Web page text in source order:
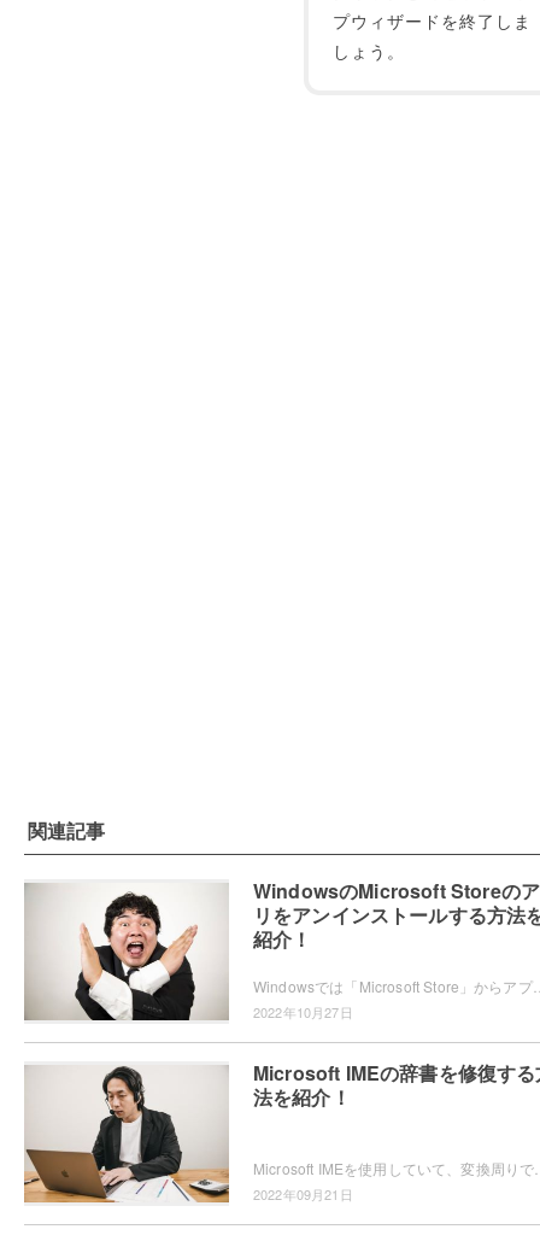
プウィザードを終了しま
しょう。
関連記事
WindowsのMicrosoft Storeの
リをアンインストールする方法
紹介！
Windowsでは「Microsoft Store」からアプリを入手することができま
2022年10月27日
Microsoft IMEの辞書を修復す
法を紹介！
2022年09月21日